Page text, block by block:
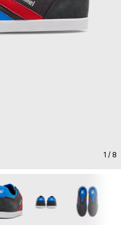
1 / 8